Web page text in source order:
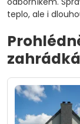
teplo, ale i